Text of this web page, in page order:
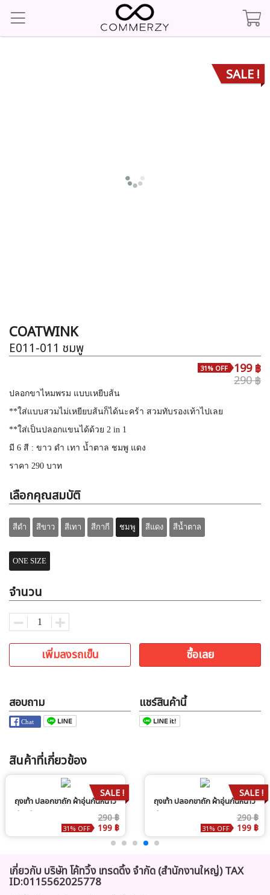
SALE !
COATWINK
E011-011 ชมพู
290 ฿
199 ฿
31% OFF
ปลอกขาไหมพรม แบบเหยีบส้น
**ใส่แบบสวมไม่เหยียบส้นก็ได้นะคร้า สวมทับรองเท้าไปเลย
**ใส่เป็นปลอกแขนได้ด้วย 2 in 1
มี 6 สี : ขาว ดำ เทา น้ำตาล ชมพู แดง
ราคา 290 บาท
เลือกคุณสมบัติ
สีดำ สีขาว สีเทา สีกากี ชมพู สีแดง สีน้ำตาล
ONE SIZE
จำนวน
เพิ่มลงรถเข็น ซื้อเลย
สอบถาม แชร์สินค้านี้
สินค้าที่เกี่ยวข้อง
ถุงเท้า ปลอกขาถัก ผ้าอุ่นกันหนาว
สีกากี
290 ฿
199 ฿
31% OFF
SALE !
ถุงเท้า ปลอกขาถัก ผ้าอุ่นกันหนาว
สีแดง
290 ฿
199 ฿
31% OFF
SALE !
เกี่ยวกับ บริษัท โค้ทวิ้ง เทรดดิ้ง จำกัด (สำนักงานใหญ่) TAX
ID:0115562025778